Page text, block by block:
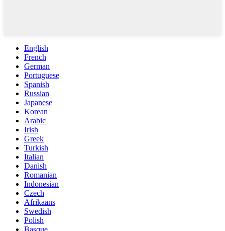
English
French
German
Portuguese
Spanish
Russian
Japanese
Korean
Arabic
Irish
Greek
Turkish
Italian
Danish
Romanian
Indonesian
Czech
Afrikaans
Swedish
Polish